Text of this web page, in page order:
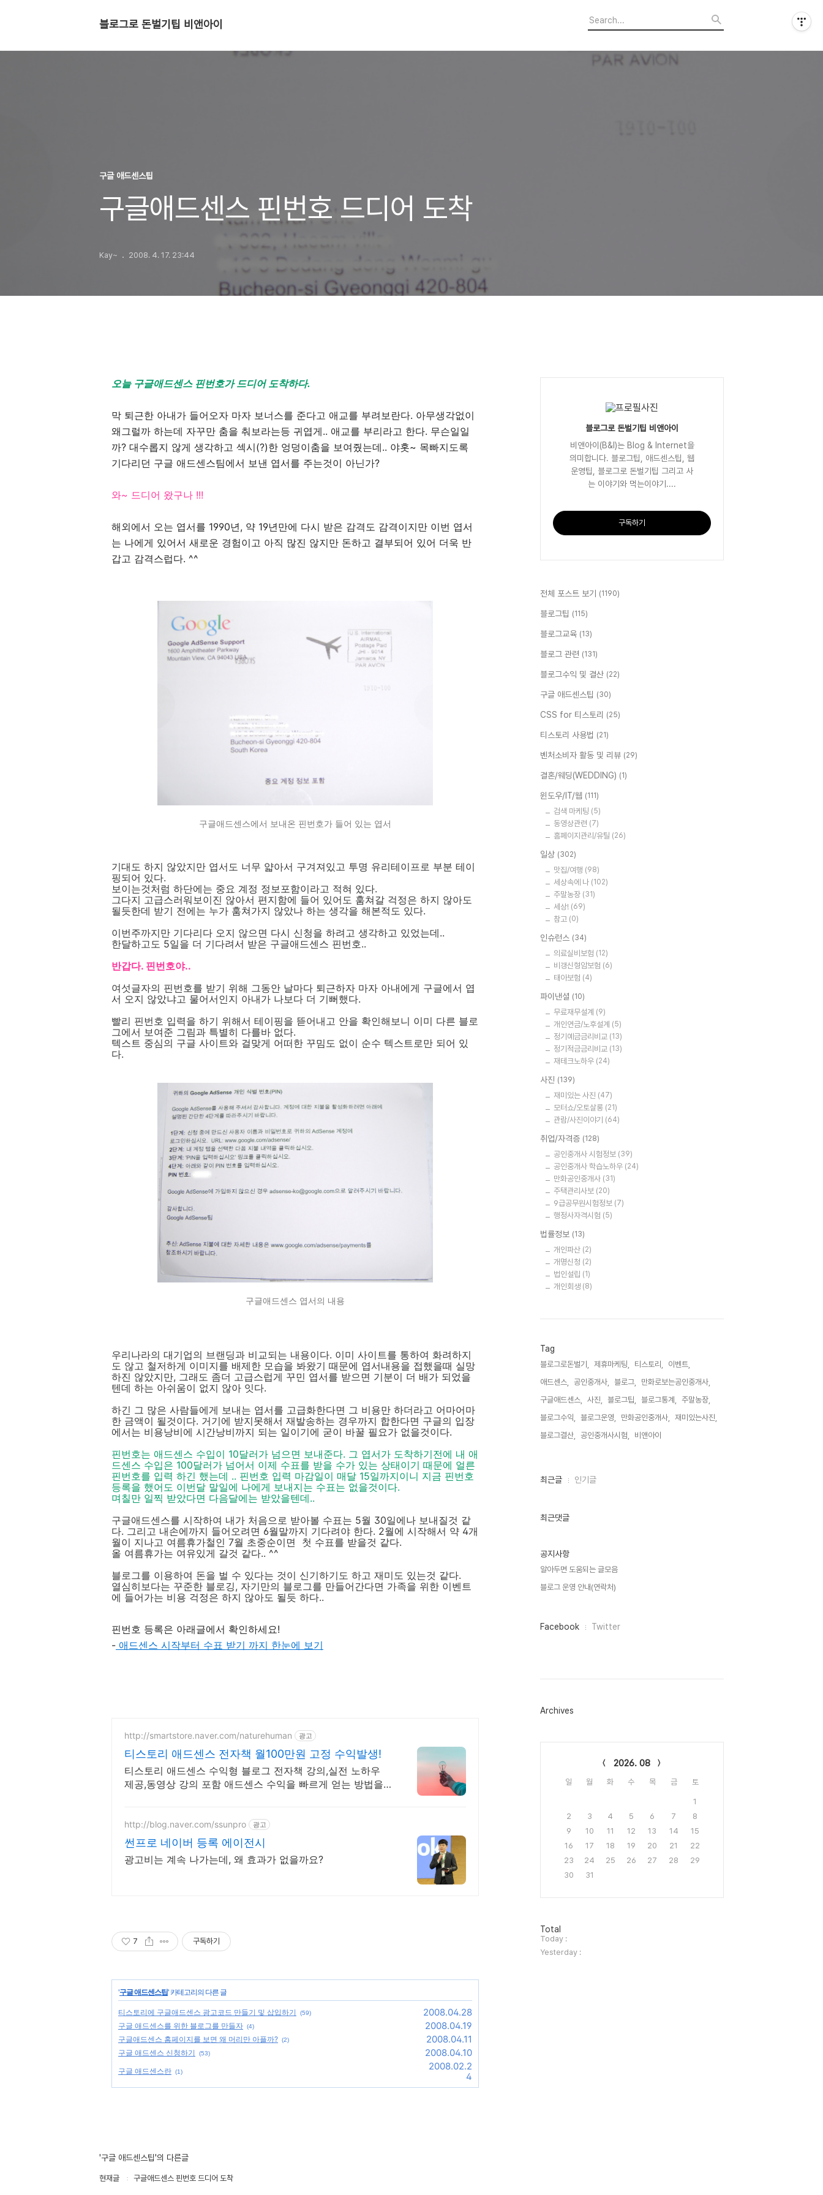
블로그로 돈벌기팁 비앤아이
구글 애드센스팁
구글애드센스 핀번호 드디어 도착
Kay~ 2008. 4. 17. 23:44
오늘 구글애드센스 핀번호가 드디어 도착하다.
막 퇴근한 아내가 들어오자 마자 보너스를 준다고 애교를 부려보란다. 아무생각없이
왜그럴까 하는데 자꾸만 춤을 춰보라는등 귀엽게.. 애교를 부리라고 한다. 무슨일일
까? 대수롭지 않게 생각하고 섹시(?)한 엉덩이춤을 보여줬는데.. 야홋~ 목빠지도록
기다리던 구글 애드센스팀에서 보낸 엽서를 주는것이 아닌가?
와~ 드디어 왔구나 !!!
해외에서 오는 엽서를 1990년, 약 19년만에 다시 받은 감격도 감격이지만 이번 엽서
는 나에게 있어서 새로운 경험이고 아직 많진 않지만 돈하고 결부되어 있어 더욱 반
갑고 감격스럽다. ^^
구글애드센스에서 보내온 핀번호가 들어 있는 엽서
기대도 하지 않았지만 엽서도 너무 얇아서 구겨져있고 투명 유리테이프로 부분 테이
핑되어 있다.
보이는것처럼 하단에는 중요 계정 정보포함이라고 적혀 있다.
그다지 고급스러워보이진 않아서 편지함에 들어 있어도 훔쳐갈 걱정은 하지 않아도
될듯한데 받기 전에는 누가 훔쳐가지 않았나 하는 생각을 해본적도 있다.
이번주까지만 기다리다 오지 않으면 다시 신청을 하려고 생각하고 있었는데..
한달하고도 5일을 더 기다려서 받은 구글애드센스 핀번호..
반갑다. 핀번호야..
여섯글자의 핀번호를 받기 위해 그동안 날마다 퇴근하자 마자 아내에게 구글에서 엽
서 오지 않았냐고 물어서인지 아내가 나보다 더 기뻐했다.
빨리 핀번호 입력을 하기 위해서 테이핑을 뜯어내고 안을 확인해보니 이미 다른 블로
그에서 보여준 그림과 특별히 다를바 없다.
텍스트 중심의 구글 사이트와 걸맞게 어떠한 꾸밈도 없이 순수 텍스트로만 되어 있
다.
구글애드센스 엽서의 내용
우리나라의 대기업의 브랜딩과 비교되는 내용이다. 이미 사이트를 통하여 화려하지
도 않고 철저하게 이미지를 배제한 모습을 봐왔기 때문에 엽서내용을 접했을때 실망
하진 않았지만, 그래도 좀더 고급스럽게 꾸민 엽서를 받으면 기분이 더 배가 되었을
텐데 하는 아쉬움이 없지 않아 잇다.
하긴 그 많은 사람들에게 보내는 엽서를 고급화한다면 그 비용만 하더라고 어마어마
한 금액이 될것이다. 거기에 받지못해서 재발송하는 경우까지 합한다면 구글의 입장
에서는 비용낭비에 시간낭비까지 되는 일이기에 굳이 바꿀 필요가 없을것이다.
핀번호는 애드센스 수입이 10달러가 넘으면 보내준다. 그 엽서가 도착하기전에 내 애
드센스 수입은 100달러가 넘어서 이제 수표를 받을 수가 있는 상태이기 때문에 얼른
핀번호를 입력 하긴 했는데 .. 핀번호 입력 마감일이 매달 15일까지이니 지금 핀번호
등록을 했어도 이번달 말일에 나에게 보내지는 수표는 없을것이다.
며칠만 일찍 받았다면 다음달에는 받았을텐데..
구글애드센스를 시작하여 내가 처음으로 받아볼 수표는 5월 30일에나 보내질것 같
다. 그리고 내손에까지 들어오려면 6월말까지 기다려야 한다. 2월에 시작해서 약 4개
월이 지나고 여름휴가철인 7월 초중순이면 첫 수표를 받을것 같다.
올 여름휴가는 여유있게 갈것 같다.. ^^
블로그를 이용하여 돈을 벌 수 있다는 것이 신기하기도 하고 재미도 있는것 같다.
열심히보다는 꾸준한 블로깅, 자기만의 블로그를 만들어간다면 가족을 위한 이벤트
에 들어가는 비용 걱정은 하지 않아도 될듯 하다..
핀번호 등록은 아래글에서 확인하세요!
- 애드센스 시작부터 수표 받기 까지 한눈에 보기
http://smartstore.naver.com/naturehuman 광고
티스토리 애드센스 전자책 월100만원 고정 수익발생!
티스토리 애드센스 수익형 블로그 전자책 강의,실전 노하우
제공,동영상 강의 포함 애드센스 수익을 빠르게 얻는 방법을
http://blog.naver.com/ssunpro 광고
썬프로 네이버 등록 에이전시
광고비는 계속 나가는데, 왜 효과가 없을까요?
7 구독하기
'구글 애드센스팁' 카테고리의 다른 글
티스토리에 구글애드센스 광고코드 만들기 및 삽입하기 (59) 2008.04.28
구글 애드센스를 위한 블로그를 만들자 (4) 2008.04.19
구글애드센스 홈페이지를 보면 왜 머리만 아플까? (2) 2008.04.11
구글 애드센스 신청하기 (53) 2008.04.10
구글 애드센스란 (1)
2008.02.2
4
'구글 애드센스팁'의 다른글
현재글 구글애드센스 핀번호 드디어 도착
블로그로 돈벌기팁 비앤아이
비앤아이(B&I)는 Blog & Internet을
의미합니다. 블로그팁, 애드센스팁, 웹
운영팁, 블로그로 돈벌기팁 그리고 사
는 이야기와 먹는이야기....
구독하기
전체 포스트 보기 (1190)
블로그팁 (115)
블로그교육 (13)
블로그 관련 (131)
블로그수익 및 결산 (22)
구글 애드센스팁 (30)
CSS for 티스토리 (25)
티스토리 사용법 (21)
벤처소비자 활동 및 리뷰 (29)
결혼/웨딩(WEDDING) (1)
윈도우/IT/웹 (111)
검색 마케팅 (5)
동영상관련 (7)
홈페이지관리/유틸 (26)
일상 (302)
맛집/여행 (98)
세상속에 나 (102)
주말농장 (31)
세상! (69)
참고 (0)
인슈런스 (34)
의료실비보험 (12)
비갱신형암보험 (6)
태아보험 (4)
파이낸셜 (10)
무료재무설계 (9)
개인연금/노후설계 (5)
정기예금금리비교 (13)
정기적금금리비교 (13)
재테크노하우 (24)
사진 (139)
재미있는 사진 (47)
모터쇼/오토살롱 (21)
관람/사진이야기 (64)
취업/자격증 (128)
공인중개사 시험정보 (39)
공인중개사 학습노하우 (24)
만화공인중개사 (31)
주택관리사보 (20)
9급공무원시험정보 (7)
행정사자격시험 (5)
법률정보 (13)
개인파산 (2)
개명신청 (2)
법인설립 (1)
개인회생 (8)
Tag
블로그로돈벌기, 제휴마케팅, 티스토리,
이벤트,
애드센스,
공인중개사, 블로그,
만화로보는공인중개사,
구글애드센스,
사진, 블로그팁, 블로그통계,
주말농장,
블로그수익,
블로그운영, 만화공인중개사,
재미있는사진,
블로그결산,
공인중개사시험, 비앤아이,
최
인
최근글 인기글
최근댓글
공지사항
알아두면 도움되는 글모음
블로그 운영 안내(연락처)
페
그
Facebook Twitter
Archives
2026. 08
일 월 화 수 목 금 토
1
2
3 4 5 6 7
8
9
10 11 12 13 14
15
16
17 18 19 20 21
22
23
24 25 26 27 28
29
30
31
방
문
자
수
Total
Today :
Yesterday :